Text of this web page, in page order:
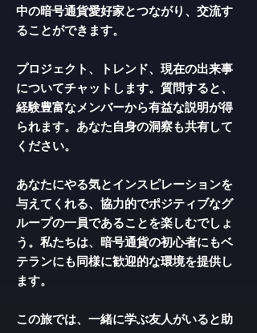
中の暗号通貨愛好家とつながり、交流す
ることができます。
プロジェクト、トレンド、現在の出来事
についてチャットします。質問すると、
経験豊富なメンバーから有益な説明が得
られます。あなた自身の洞察も共有して
ください。
あなたにやる気とインスピレーションを
与えてくれる、協力的でポジティブなグ
ループの一員であることを楽しむでしょ
う。私たちは、暗号通貨の初心者にもベ
テランにも同様に歓迎的な環境を提供し
ます。
この旅では、一緒に学ぶ友人がいると助